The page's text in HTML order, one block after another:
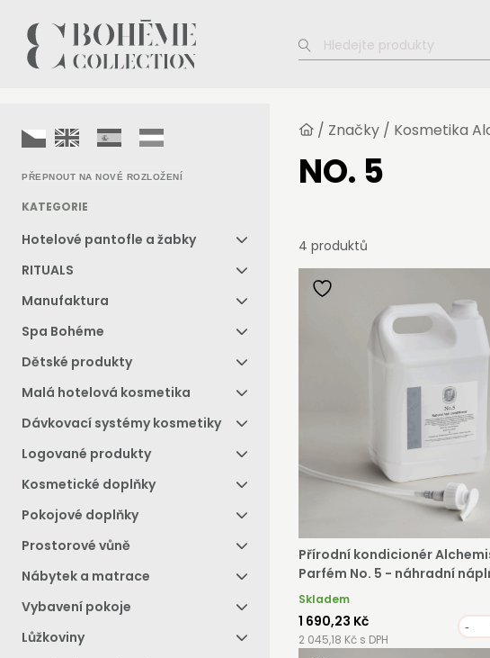
PŘEPNOUT NA NOVÉ ROZLOŽENÍ
KATEGORIE
Hotelové pantofle a žabky
RITUALS
Manufaktura
Spa Bohéme
Dětské produkty
Malá hotelová kosmetika
Dávkovací systémy kosmetiky
Logované produkty
Kosmetické doplňky
Pokojové doplňky
Prostorové vůně
Nábytek a matrace
Vybavení pokoje
Lůžkoviny
/ Značky / Kosmetika
NO. 5
4 produktů
Přírodní kondicionér
Parfém No. 5 - náhradní
Skladem
1 690,23 Kč
2 045,18 Kč s DPH
-